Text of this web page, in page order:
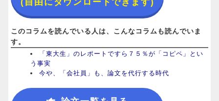
(自由にダウンロードできます)
このコラムを読んでいる人は、こんなコラムも読んでいま
す。
「東大生」のレポートですら７５％が「コピペ」とい
う事実
今や、「会社員」も、論文を代行する時代